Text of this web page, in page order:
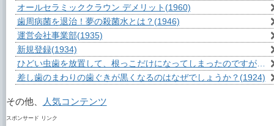
オールセラミッククラウン デメリット (1960)
歯周病菌を退治！夢の殺菌水とは？ (1946)
運営会社事業部(1935)
新規登録(1934)
ひどい虫歯を放置して、根っこだけになってしまったのですが？
差し歯のまわりの歯ぐきが黒くなるのはなぜでしょうか？ (1924)
その他、 人気コンテンツ
スポンサード リンク